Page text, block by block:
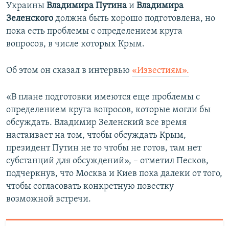
Украины Владимира Путина и Владимира
Зеленского должна быть хорошо подготовлена, но
пока есть проблемы с определением круга
вопросов, в числе которых Крым.
Об этом он сказал в интервью «Известиям».
«В плане подготовки имеются еще проблемы с
определением круга вопросов, которые могли бы
обсуждать. Владимир Зеленский все время
настаивает на том, чтобы обсуждать Крым,
президент Путин не то чтобы не готов, там нет
субстанций для обсуждений», – отметил Песков,
подчеркнув, что Москва и Киев пока далеки от того,
чтобы согласовать конкретную повестку
возможной встречи.